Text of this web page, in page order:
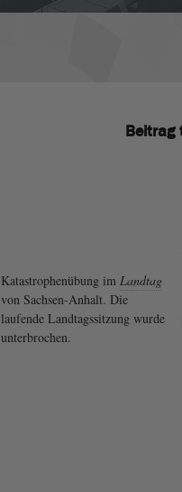
Katastrophenübung im Landtag
von Sachsen-Anhalt. Die
laufende Landtagssitzung wurde
unterbrochen.
Beitrag